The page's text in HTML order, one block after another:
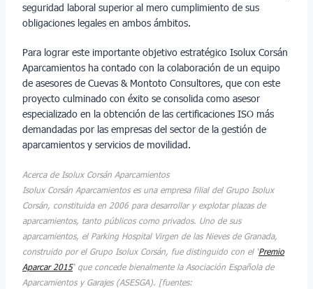
seguridad laboral superior al mero cumplimiento de sus
obligaciones legales en ambos ámbitos.
Para lograr este importante objetivo estratégico Isolux Corsán
Aparcamientos ha contado con la colaboración de un equipo
de asesores de Cuevas & Montoto Consultores, que con este
proyecto culminado con éxito se consolida como asesor
especializado en la obtención de las certificaciones ISO más
demandadas por las empresas del sector de la gestión de
aparcamientos y servicios de movilidad.
Acerca de Isolux Corsán Aparcamientos
Isolux Corsán Aparcamientos es una empresa filial del Grupo Isolux
Corsán, constituida en 2006 para desarrollar y explotar plazas de
aparcamientos, tanto públicos como privados. Uno de sus
aparcamientos, el Parking Hospital Virgen de las Nieves de Granada,
construido por el Grupo Isolux Corsán, fue distinguido con el ‘Premio
Aparcar 2015‘ que concede bienalmente la Asociación Española de
Aparcamientos y Garajes (ASESGA). [fuentes: